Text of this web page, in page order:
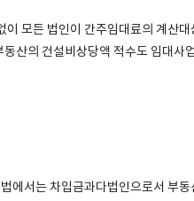
모든 법인이 간주임대료의 계산대
산의 건설비상당액 적수도 임대사
에서는 차입금과다법인으로서 부동